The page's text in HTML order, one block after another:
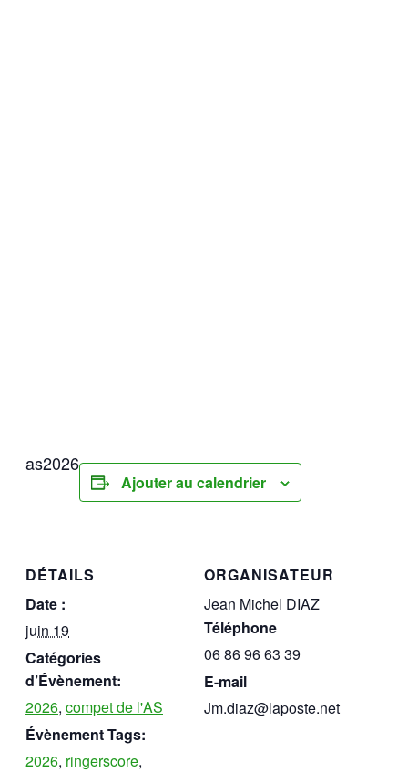
as2026
Ajouter au calendrier
DÉTAILS
Date :
juin 19
Catégories
d’Évènement:
2026, compet de l'AS
Évènement Tags:
2026, ringerscore,
ORGANISATEUR
Jean Michel DIAZ
Téléphone
06 86 96 63 39
E-mail
Jm.diaz@laposte.net